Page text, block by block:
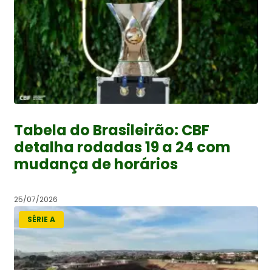
Tabela do Brasileirão: CBF
detalha rodadas 19 a 24 com
mudança de horários
25/07/2026
SÉRIE A